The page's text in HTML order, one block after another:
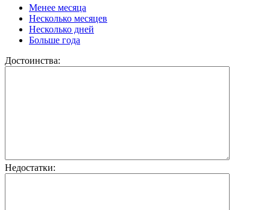
Менее месяца
Несколько месяцев
Несколько дней
Больше года
Достоинства:
Недостатки: